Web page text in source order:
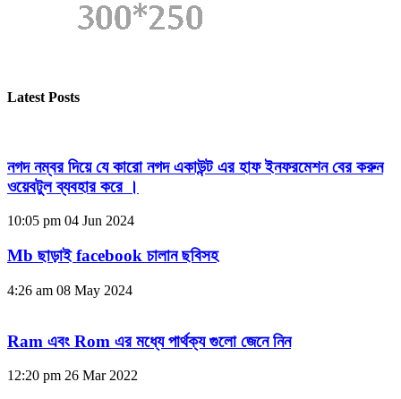
Latest Posts
নগদ নম্বর দিয়ে যে কারো নগদ একাউন্ট এর হাফ ইনফরমেশন বের করুন
ওয়েবটুল ব্যবহার করে ।
10:05 pm 04 Jun 2024
Mb ছাড়াই facebook চালান ছবিসহ
4:26 am 08 May 2024
Ram এবং Rom এর মধ্যে পার্থক্য গুলো জেনে নিন
12:20 pm 26 Mar 2022